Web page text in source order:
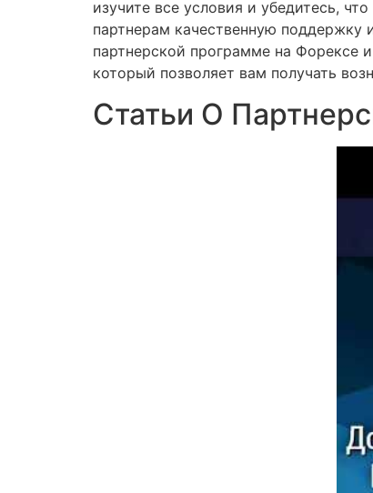
изучите все условия и убедитесь,
партнерам качественную поддержку
партнерской программе на Форексе
который позволяет вам получать
Статьи О